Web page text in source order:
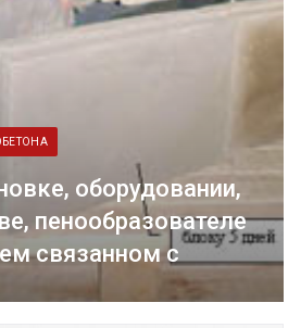
оборудовании,
пенообразователе
связанном с